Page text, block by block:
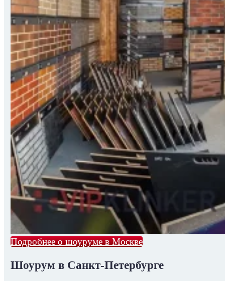
Подробнее о шоуруме в Москве
Шоурум в Санкт-Петербурге